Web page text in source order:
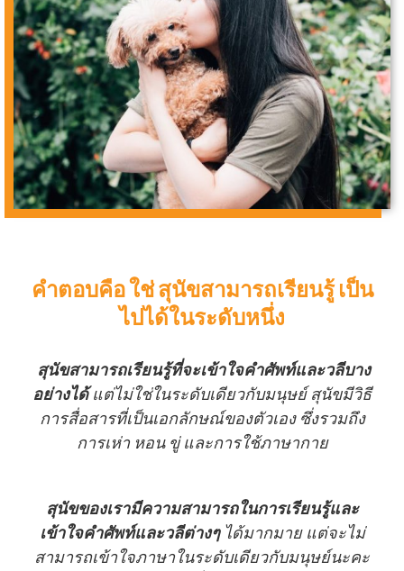
คำตอบคือ ใช่ สุนัขสามารถเรียนรู้ เป็น
ไปได้ในระดับหนึ่ง
สุนัขสามารถเรียนรู้ที่จะเข้าใจคำศัพท์และวลีบาง
อย่างได้แต่ไม่ใช่ในระดับเดียวกับมนุษย์ สุนัขมีวิธี
การสื่อสารที่เป็นเอกลักษณ์ของตัวเอง ซึ่งรวมถึง
การเห่า หอน ขู่ และการใช้ภาษากาย
สุนัขของเรามีความสามารถในการเรียนรู้และ
เข้าใจคำศัพท์และวลีต่างๆได้มากมาย แต่จะไม่
สามารถเข้าใจภาษาในระดับเดียวกับมนุษย์นะคะ